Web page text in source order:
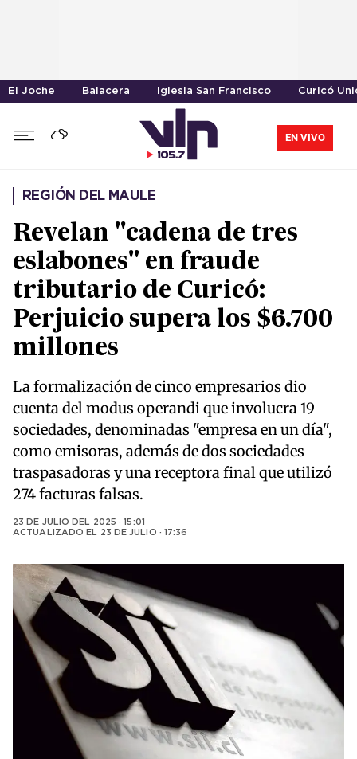
El Joche Balacera Iglesia San Francisco Curicó
EN VIVO
REGIÓN DEL MAULE
Revelan "cadena de tres
eslabones" en fraude
tributario de Curicó:
Perjuicio supera los $6.700
millones
La formalización de cinco empresarios dio
cuenta del modus operandi que involucra 19
sociedades, denominadas "empresa en un día",
como emisoras, además de dos sociedades
traspasadoras y una receptora final que utilizó
274 facturas falsas.
23 DE JULIO DEL 2025 · 15:01
ACTUALIZADO EL 23 DE JULIO · 17:36